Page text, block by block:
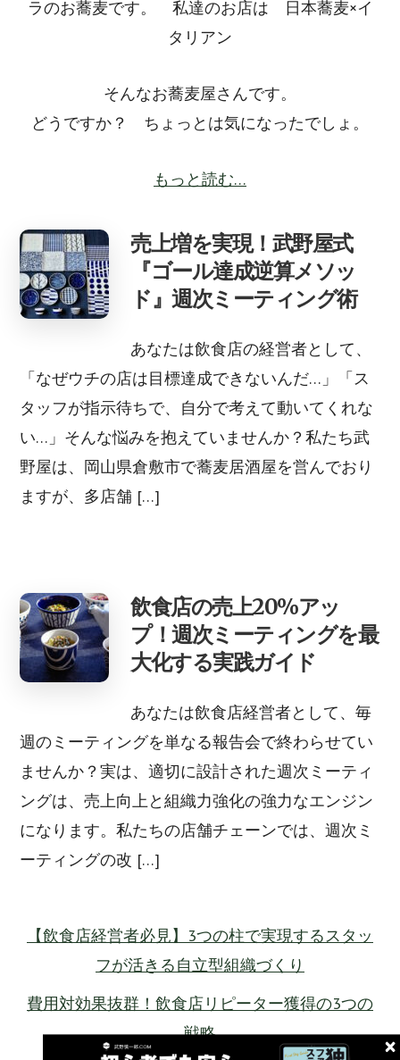
ラのお蕎麦です。 私達のお店は 日本蕎麦×イ
タリアン
そんなお蕎麦屋さんです。
どうですか？ ちょっとは気になったでしょ。
もっと読む…
売上増を実現！武野屋式
『ゴール達成逆算メソッ
ド』週次ミーティング術
あなたは飲食店の経営者として、
「なぜウチの店は目標達成できないんだ…」「ス
タッフが指示待ちで、自分で考えて動いてくれな
い…」そんな悩みを抱えていませんか？私たち武
野屋は、岡山県倉敷市で蕎麦居酒屋を営んでおり
ますが、多店舗 […]
飲食店の売上20%アッ
プ！週次ミーティングを最
大化する実践ガイド
あなたは飲食店経営者として、毎
週のミーティングを単なる報告会で終わらせてい
ませんか？実は、適切に設計された週次ミーティ
ングは、売上向上と組織力強化の強力なエンジン
になります。私たちの店舗チェーンでは、週次ミ
ーティングの改 […]
【飲食店経営者必見】3つの柱で実現するスタッ
フが活きる自立型組織づくり
費用対効果抜群！飲食店リピーター獲得の3つの
戦略